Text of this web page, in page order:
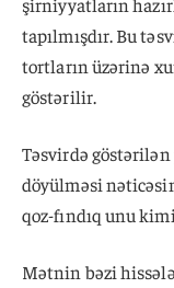
tapılmışdır. Bu
tortların üzərinə
göstərilir.
Təsvirdə
döyülməsi
qoz-fındıq unu
Mətnin bəzi